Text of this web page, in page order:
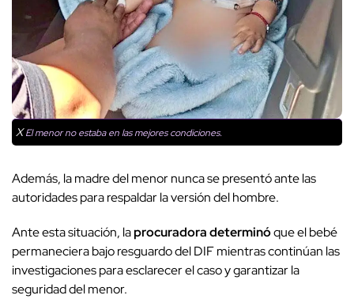
XEl menor no estaba en las mejores condiciones.
Además, la madre del menor nunca se presentó ante las
autoridades para respaldar la versión del hombre.
Ante esta situación, laprocuradora determinóque el bebé
permaneciera bajo resguardo del DIF mientras continúan las
investigaciones para esclarecer el caso y garantizar la
seguridad del menor.